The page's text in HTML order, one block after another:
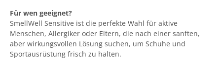
Für wen geeignet?
SmellWell Sensitive ist die perfekte Wahl für aktive
Menschen, Allergiker oder Eltern, die nach einer sanften,
aber wirkungsvollen Lösung suchen, um Schuhe und
Sportausrüstung frisch zu halten.